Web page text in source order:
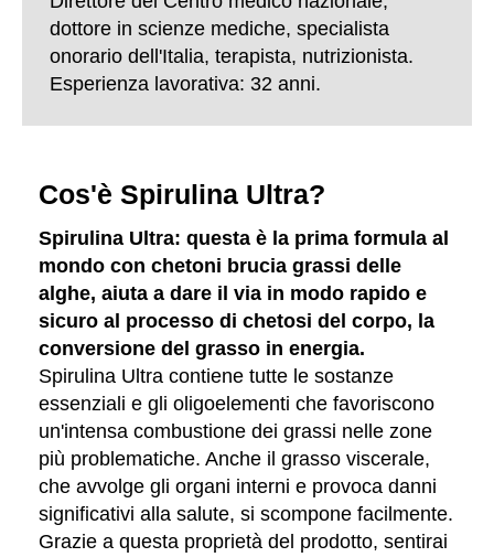
dottore in scienze mediche, specialista
onorario dell'Italia, terapista, nutrizionista.
Esperienza lavorativa: 32 anni.
Cos'è Spirulina Ultra?
Spirulina Ultra: questa è la prima formula al
mondo con chetoni brucia grassi delle
alghe, aiuta a dare il via in modo rapido e
sicuro al processo di chetosi del corpo, la
conversione del grasso in energia.
Spirulina Ultra contiene tutte le sostanze
essenziali e gli oligoelementi che favoriscono
un'intensa combustione dei grassi nelle zone
più problematiche. Anche il grasso viscerale,
che avvolge gli organi interni e provoca danni
significativi alla salute, si scompone facilmente.
Grazie a questa proprietà del prodotto, sentirai